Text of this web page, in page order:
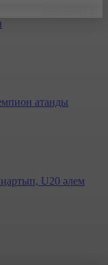
атанды
U20 әлем